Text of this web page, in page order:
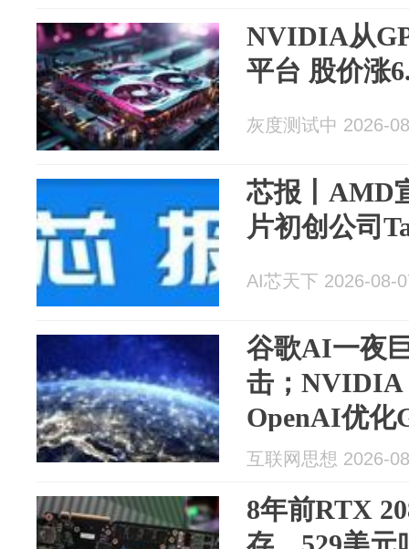
NVIDIA从
平台 股价涨
灰度测试中 2026-
芯报丨AMD
片初创公司
AI芯天下 2026-08-
谷歌AI一夜
击；NVIDIA
OpenAI优化
免费用户访
互联网思想 2026-
8年前RTX